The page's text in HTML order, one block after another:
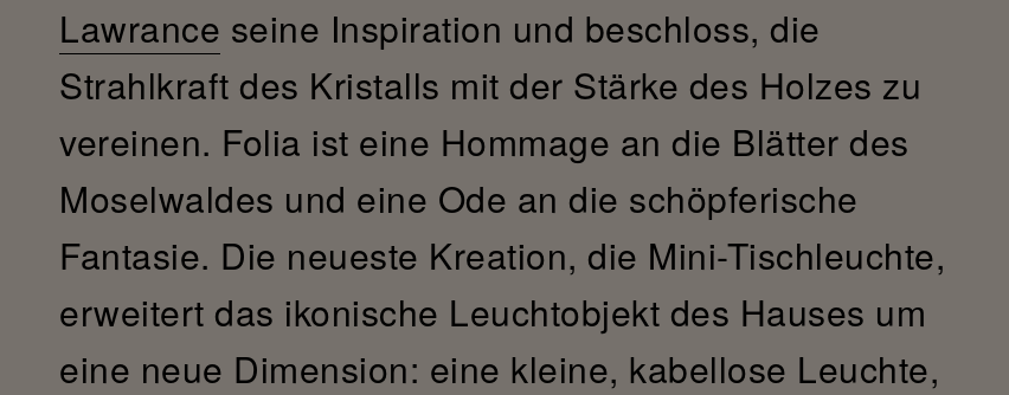
Lawrance seine Inspiration und beschloss, die
Strahlkraft des Kristalls mit der Stärke des Holzes zu
vereinen. Folia ist eine Hommage an die Blätter des
Moselwaldes und eine Ode an die schöpferische
Fantasie. Die neueste Kreation, die Mini-Tischleuchte,
erweitert das ikonische Leuchtobjekt des Hauses um
eine neue Dimension: eine kleine, kabellose Leuchte,